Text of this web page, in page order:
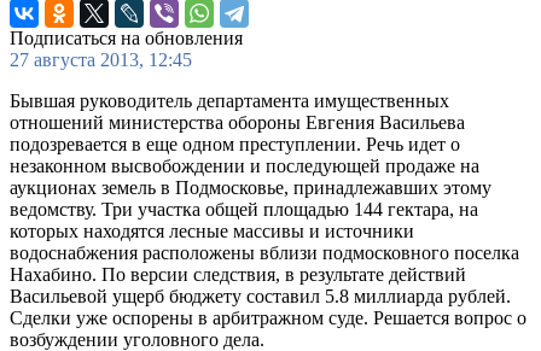
Подписаться на обновления
27 августа 2013, 12:45
Бывшая руководитель департамента имущественных
отношений министерства обороны Евгения Васильева
подозревается в еще одном преступлении. Речь идет о
незаконном высвобождении и последующей продаже на
аукционах земель в Подмосковье, принадлежавших этому
ведомству. Три участка общей площадью 144 гектара, на
которых находятся лесные массивы и источники
водоснабжения расположены вблизи подмосковного поселка
Нахабино. По версии следствия, в результате действий
Васильевой ущерб бюджету составил 5.8 миллиарда рублей.
Сделки уже оспорены в арбитражном суде. Решается вопрос о
возбуждении уголовного дела.